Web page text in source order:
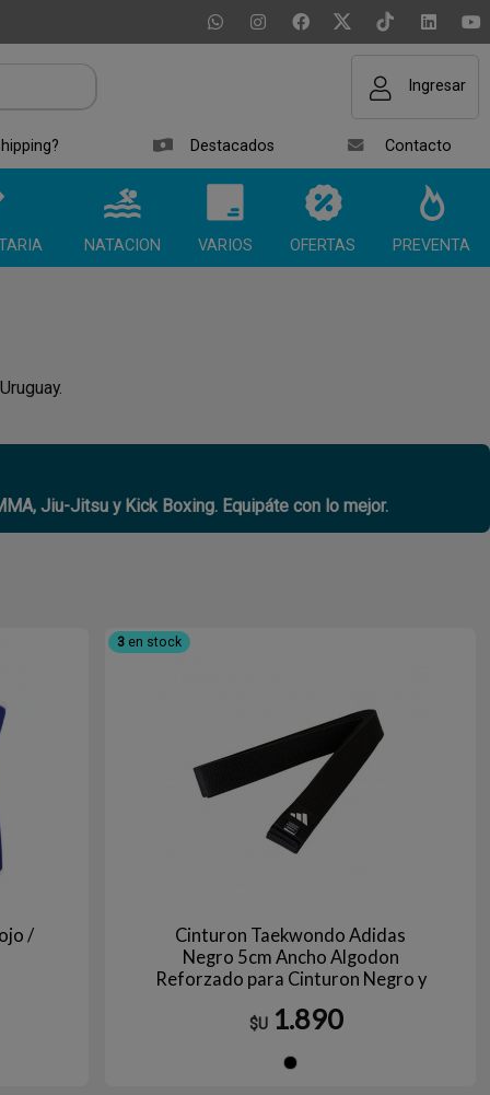
Ingresar
Destacados Contacto
NATACION VARIOS OFERTAS PREVENTA
Jiu-Jitsu y Kick Boxing. Equipáte con lo mejor.
/
3en stock
Cinturon Taekwondo Adidas
Negro 5cm Ancho Algodon
Reforzado para Cinturon Negro y
$U 1.890